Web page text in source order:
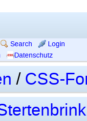
Search
Login
Datenschutz
/ CSS-